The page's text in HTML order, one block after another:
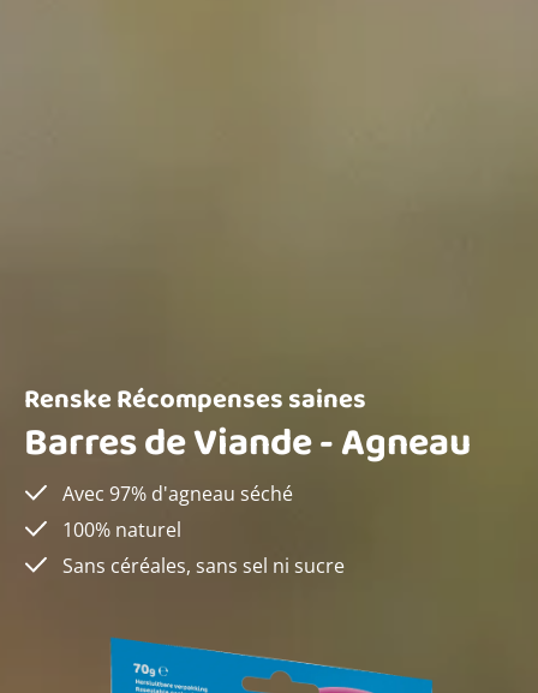
Renske Récompenses saines
Barres de Viande - Agneau
Avec 97% d'agneau séché
100% naturel
Sans céréales, sans sel ni sucre